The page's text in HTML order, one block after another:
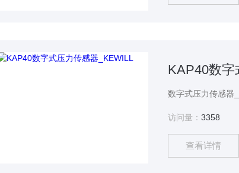
KAP40数
访问量：3358
查看详情